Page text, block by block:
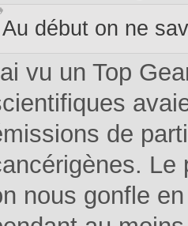
Au début on ne
vu un Top
de
Le
nous gonfle